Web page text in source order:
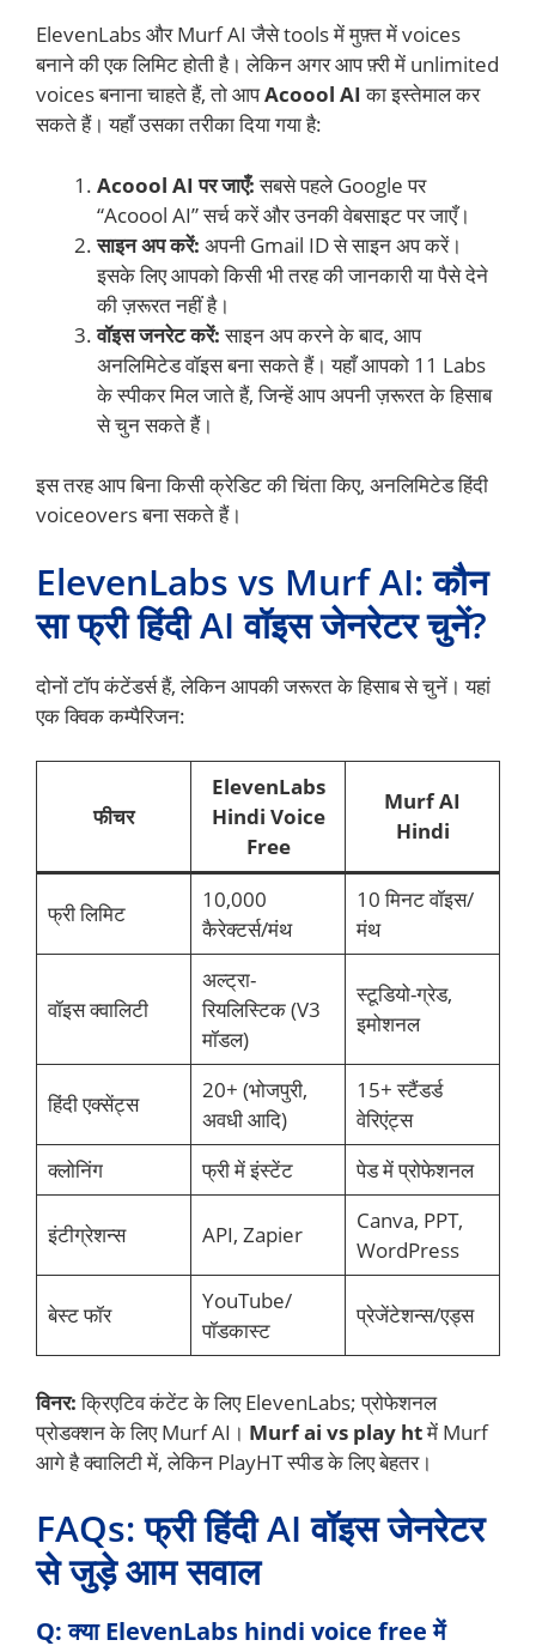
ElevenLabs और Murf AI जैसे tools में मुफ़्त में voices
बनाने की एक लिमिट होती है। लेकिन अगर आप फ़्री में unlimited
voices बनाना चाहते हैं, तो आपAcoool AI का इस्तेमाल कर
सकते हैं। यहाँ उसका तरीका दिया गया है:
Acoool AI पर जाएँ:सबसे पहले Google पर
“Acoool AI” सर्च करें और उनकी वेबसाइट पर जाएँ।
साइन अप करें: अपनी Gmail ID से साइन अप करें।
इसके लिए आपको किसी भी तरह की जानकारी या पैसे देने
की ज़रूरत नहीं है।
वॉइस जनरेट करें:साइन अप करने के बाद, आप
अनलिमिटेड वॉइस बना सकते हैं। यहाँ आपको 11 Labs
के स्पीकर मिल जाते हैं, जिन्हें आप अपनी ज़रूरत के हिसाब
से चुन सकते हैं।
इस तरह आप बिना किसी क्रेडिट की चिंता किए, अनलिमिटेड हिंदी
voiceovers बना सकते हैं।
ElevenLabs vs Murf AI: कौन
सा फ्री हिंदी AI वॉइस जेनरेटर चुनें?
दोनों टॉप कंटेंडर्स हैं, लेकिन आपकी जरूरत के हिसाब से चुनें। यहां
एक क्विक कम्पैरिजन:
फीचर
ElevenLabs
Hindi Voice
Free
Murf AI
Hindi
फ्री लिमिट
10,000
कैरेक्टर्स/मंथ
10 मिनट वॉइस/
मंथ
वॉइस क्वालिटी
अल्ट्रा-
रियलिस्टिक (V3
मॉडल)
स्टूडियो-ग्रेड,
इमोशनल
हिंदी एक्सेंट्स
20+ (भोजपुरी,
अवधी आदि)
15+ स्टैंडर्ड
वेरिएंट्स
क्लोनिंग
फ्री में इंस्टेंट पेड में प्रोफेशनल
इंटीग्रेशन्स API, Zapier
Canva, PPT,
WordPress
बेस्ट फॉर
YouTube/
पॉडकास्ट
प्रेजेंटेशन्स/एड्स
विनर:क्रिएटिव कंटेंट के लिए ElevenLabs; प्रोफेशनल
प्रोडक्शन के लिए Murf AI। Murf ai vs play htमें Murf
आगे है क्वालिटी में, लेकिन PlayHT स्पीड के लिए बेहतर।
FAQs: फ्री हिंदी AI वॉइस जेनरेटर
से जुड़े आम सवाल
Q: क्या ElevenLabs hindi voice free में